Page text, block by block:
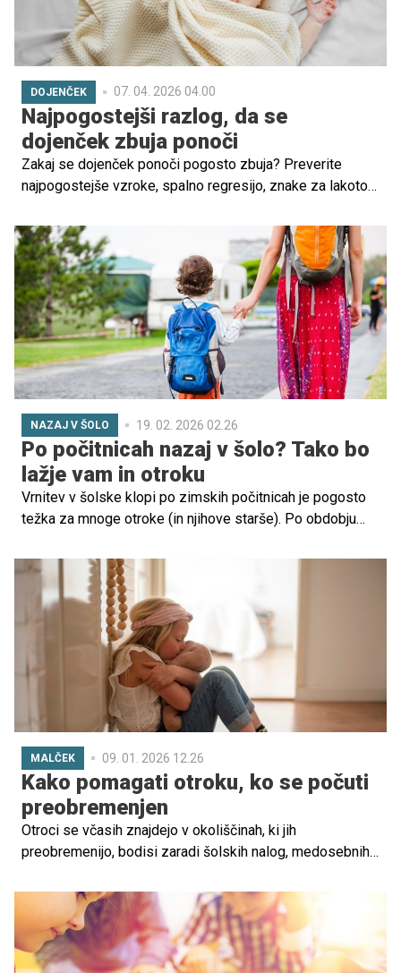
DOJENČEK 07. 04. 2026 04.00
Najpogostejši razlog, da se
dojenček zbuja ponoči
Zakaj se dojenček ponoči pogosto zbuja? Preverite
najpogostejše vzroke, spalno regresijo, znake za lakoto
NAZAJ V ŠOLO 19. 02. 2026 02.26
Po počitnicah nazaj v šolo? Tako bo
lažje vam in otroku
Vrnitev v šolske klopi po zimskih počitnicah je pogosto
težka za mnoge otroke (in njihove starše). Po obdobju
vstajanja se otroški urnik in šolska pričakovanja zdijo
nenadna sprememba.
MALČEK 09. 01. 2026 12.26
Kako pomagati otroku, ko se počuti
preobremenjen
Otroci se včasih znajdejo v okoliščinah, ki jih
preobremenijo, bodisi zaradi šolskih nalog, medosebnih
pomagamo, da se spopadejo s temi občutki.